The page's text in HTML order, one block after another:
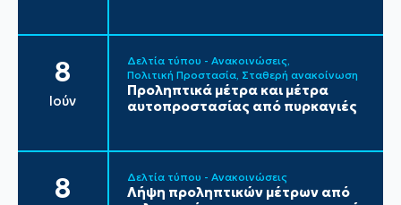
8
Ιούν
Δελτία τύπου - Ανακοινώσεις
Πολιτική Προστασία Σταθερή ανακοίνωση
Προληπτικά μέτρα και μέτρα
αυτοπροστασίας από πυρκαγιές
8 Δελτία τύπου - Ανακοινώσεις
Λήψη προληπτικών μέτρων από